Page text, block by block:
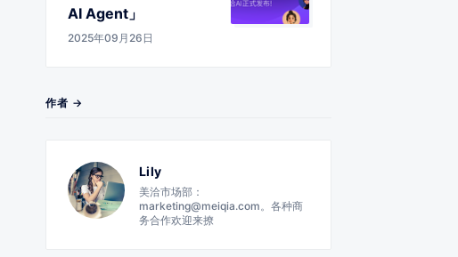
AI Agent」
2025年09月26日
作者 →
Lily
美洽市场部：
marketing@meiqia.com。各种商
务合作欢迎来撩